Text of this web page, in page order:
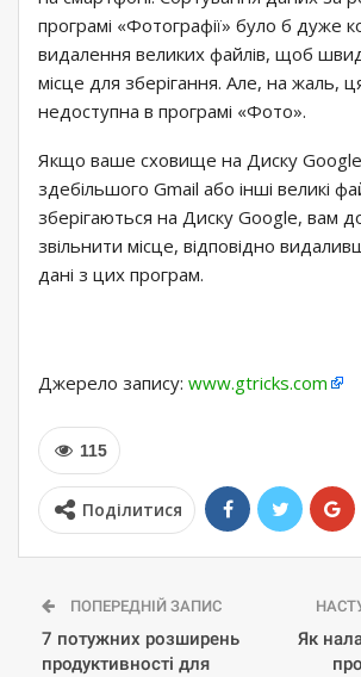
програмі «Фотографії» було б дуже
видалення великих файлів, щоб
місце для зберігання. Але, на жаль,
недоступна в програмі «Фото».
Якщо ваше сховище на Диску
здебільшого Gmail або інші великі
зберігаються на Диску Google, вам
звільнити місце, відповідно
дані з цих програм.
Джерело запису: www.gtricks.com
115
Поділитися
ПОПЕРЕДНІЙ ЗАПИС
7 потужних розширень
продуктивності для
Як